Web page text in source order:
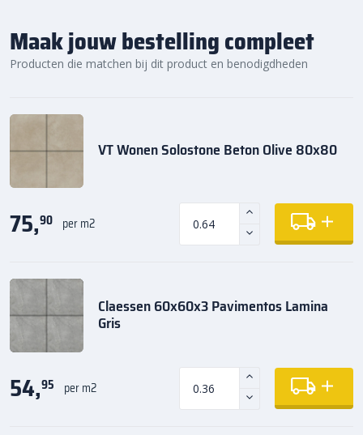
Maak jouw bestelling compleet
Producten die matchen bij dit product en benodigdheden
VT Wonen Solostone Beton Olive 80x80
75,90 per m2
Claessen 60x60x3 Pavimentos Lamina
Gris
54,95 per m2